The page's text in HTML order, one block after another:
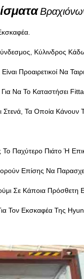
Κύλινδρος
Προαιρετικοί Να
Να Το Καταστήσει
Τα Οποία Κάνουν
Παχύτερο Πιάτο Ή
Επίσης Να
Σε Κάποια Πρόσθετη
Τον Εκσκαφέα Της